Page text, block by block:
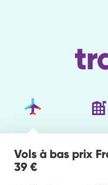
Vols à bas prix
39 €